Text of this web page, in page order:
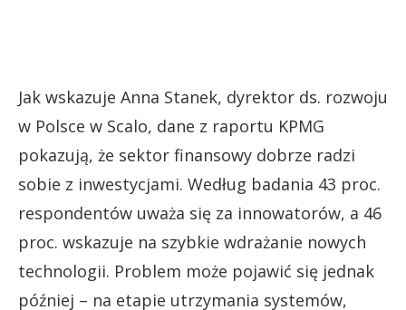
Jak wskazuje Anna Stanek, dyrektor ds. rozwoju
w Polsce w Scalo, dane z raportu KPMG
pokazują, że sektor finansowy dobrze radzi
sobie z inwestycjami. Według badania 43 proc.
respondentów uważa się za innowatorów, a 46
proc. wskazuje na szybkie wdrażanie nowych
technologii. Problem może pojawić się jednak
później – na etapie utrzymania systemów,